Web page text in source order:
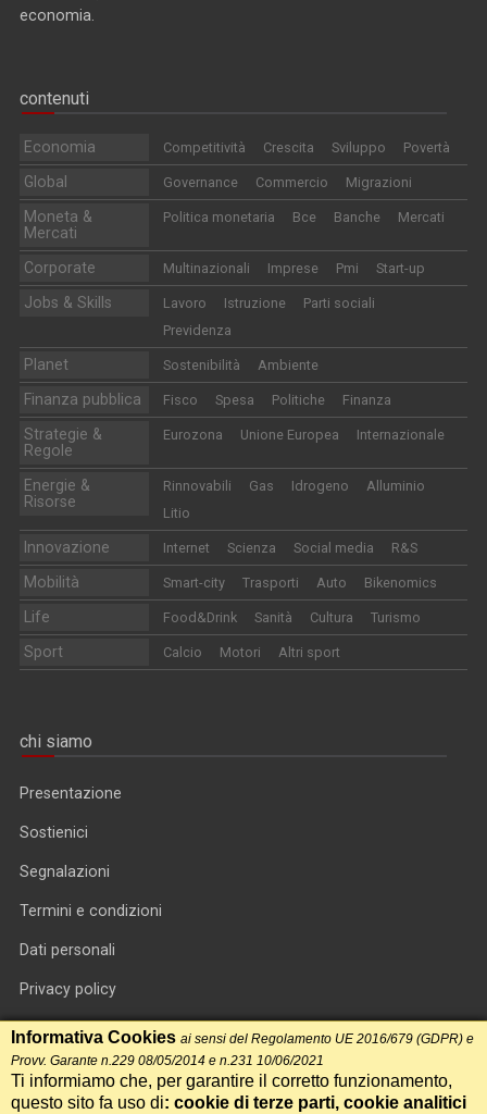
economia.
contenuti
Economia Competitività Crescita Sviluppo Povertà
Global Governance Commercio Migrazioni
Moneta &
Mercati
Politica monetaria Bce Banche Mercati
Corporate Multinazionali Imprese Pmi Start-up
Jobs & Skills Lavoro Istruzione
Parti sociali
Previdenza
Planet Sostenibilità Ambiente
Finanza pubblica Fisco Spesa Politiche Finanza
Strategie &
Regole
Eurozona Unione Europea Internazionale
Energie &
Risorse
Rinnovabili Gas Idrogeno
Alluminio
Litio
Innovazione Internet Scienza Social media R&S
Mobilità Smart-city Trasporti Auto Bikenomics
Life Food&Drink Sanità Cultura Turismo
Sport Calcio Motori Altri sport
chi siamo
Presentazione
Sostienici
Segnalazioni
Termini e condizioni
Dati personali
Privacy policy
Informativa cookie
RSS feed
RSS Top News
Informativa Cookies ai sensi del Regolamento UE 2016/679 (GDPR) e
Provv. Garante n.229 08/05/2014 e n.231 10/06/2021
Ti informiamo che, per garantire il corretto funzionamento,
questo sito fa uso di: cookie di terze parti, cookie analitici